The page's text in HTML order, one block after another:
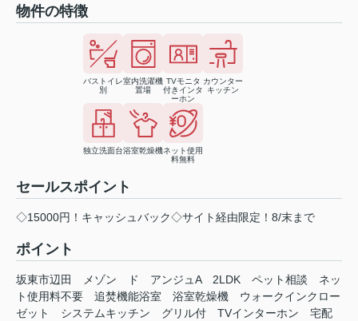
物件の特徴
バストイレ
別
室内洗濯機
置場
TVモニタ
付きインタ
ーホン
カウンター
キッチン
独立洗面台浴室乾燥機ネット使用
料無料
セールスポイント
◇15000円！キャッシュバック◇サイト経由限定！8/末まで
ポイント
坂東市辺田 メゾン ド アンジュA 2LDK ペット相談
ネッ
ト使用料不要
追焚機能浴室 浴室乾燥機
ウォークインクロー
ゼット
システムキッチン グリル付 TVインターホン
宅配